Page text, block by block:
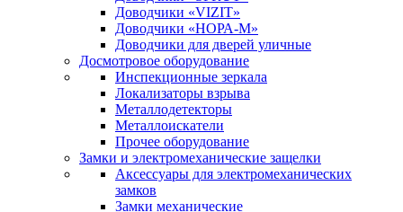
Доводчики «VIZIT»
Доводчики «НОРА-М»
Доводчики для дверей уличные
Досмотровое оборудование
Инспекционные зеркала
Локализаторы взрыва
Металлодетекторы
Металлоискатели
Прочее оборудование
Замки и электромеханические защелки
Аксессуары для электромеханических
замков
Замки механические